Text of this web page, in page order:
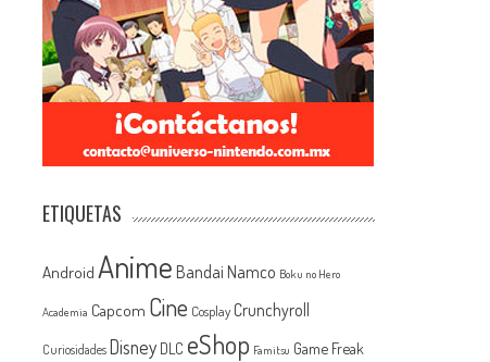
ETIQUETAS
Android Anime Bandai Namco Boku no Hero
Academia Capcom Cine Cosplay Crunchyroll
Curiosidades Disney DLC eShop Famitsu Game Freak